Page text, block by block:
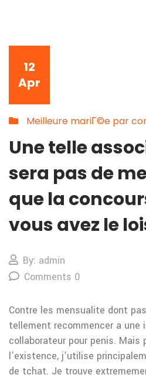
12
Apr
Meilleure mariГ©e par
Une telle
sera pas de
que la
vous avez le
By: admin
Comments 0
Contre les mensualite dont
tellement recommencer a une
collaborateur pour penis. Mais
l’existence, j’utilise
de tchat. Je trouve